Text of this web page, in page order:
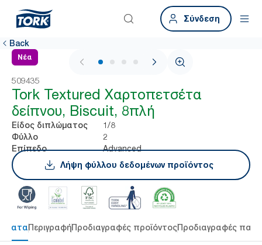
Σύνδεση
Back
Νέα
1 / 4
509435
Tork Textured Χαρτοπετσέτα
δείπνου, Biscuit, 8πλή
Είδος διπλώματος 1/8
Φύλλο 2
Επίπεδο
Advanced
Λήψη φύλλου δεδομένων προϊόντος
ΠεριγραφήΠροδιαγραφές προϊόντοςΠροδιαγραφές